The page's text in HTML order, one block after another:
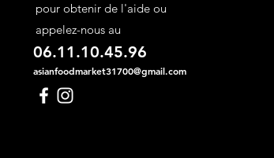
pour obtenir de l'aide ou
appelez-nous au
06.11.10.45.96
asianfoodmarket31700@gmail.com